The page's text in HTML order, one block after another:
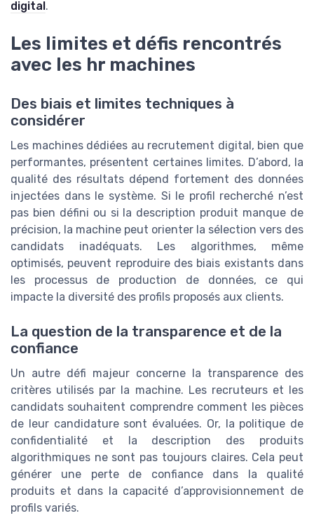
digital.
Les limites et défis rencontrés
avec les hr machines
Des biais et limites techniques à
considérer
Les machines dédiées au recrutement digital, bien que
performantes, présentent certaines limites. D’abord, la
qualité des résultats dépend fortement des données
injectées dans le système. Si le profil recherché n’est
pas bien défini ou si la description produit manque de
précision, la machine peut orienter la sélection vers des
candidats inadéquats. Les algorithmes, même
optimisés, peuvent reproduire des biais existants dans
les processus de production de données, ce qui
impacte la diversité des profils proposés aux clients.
La question de la transparence et de la
confiance
Un autre défi majeur concerne la transparence des
critères utilisés par la machine. Les recruteurs et les
candidats souhaitent comprendre comment les pièces
de leur candidature sont évaluées. Or, la politique de
confidentialité et la description des produits
algorithmiques ne sont pas toujours claires. Cela peut
générer une perte de confiance dans la qualité
produits et dans la capacité d’approvisionnement de
profils variés.